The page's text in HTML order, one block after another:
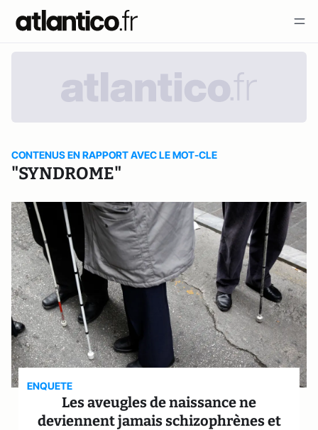
CONTENUS EN RAPPORT AVEC LE MOT-CLE
"SYNDROME"
ENQUETE
Les aveugles de naissance ne
deviennent jamais schizophrènes et